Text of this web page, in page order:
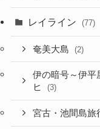
レイライン (77)
奄美大島 (2)
伊の暗号～伊平
ヒ
(3)
宮古・池間島旅